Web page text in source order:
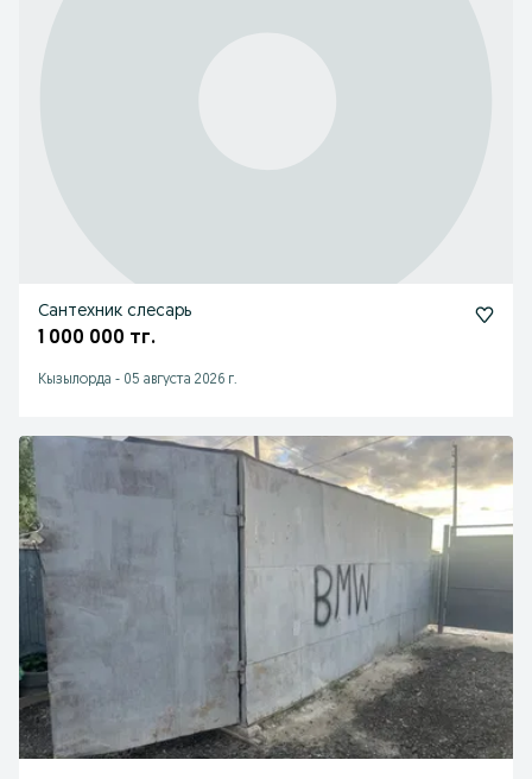
Сантехник слесарь
1 000 000 тг.
Кызылорда - 05 августа 2026 г.